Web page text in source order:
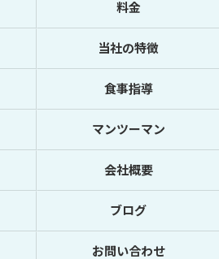
料金
当社の特徴
食事指導
マンツーマン
会社概要
ブログ
お問い合わせ